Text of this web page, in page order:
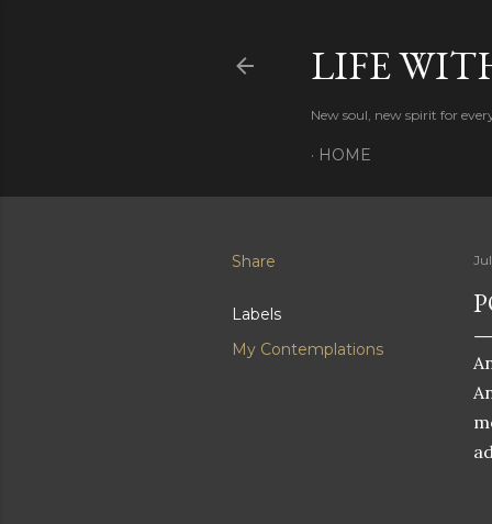
LIFE
New soul, new spirit for
HOME
Share
Labels
My Contemplations